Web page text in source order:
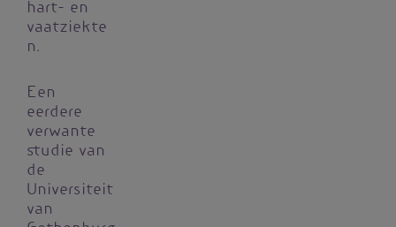
hart- en
vaatziekte
n.
Een
eerdere
verwante
studie van
de
Universiteit
van